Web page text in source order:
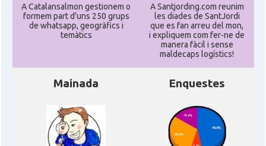
A Catalansalmon gestionem o
formem part d'uns 250 grups
de whatsapp, geogràfics i
temàtics
A Santjording.com reunim
les diades de SantJordi
que es fan arreu del mon,
i expliquem com fer-ne de
manera fàcil i sense
maldecaps logí­stics!
Mainada Enquestes